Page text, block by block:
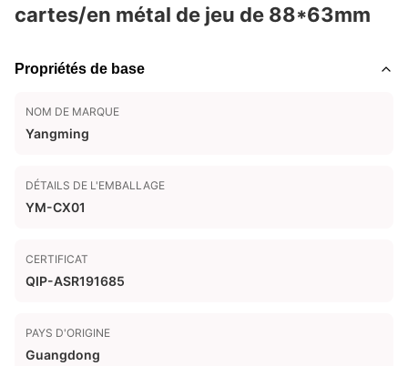
cartes/en métal de jeu de 88*63mm
Propriétés de base
NOM DE MARQUE
Yangming
DÉTAILS DE L'EMBALLAGE
YM-CX01
CERTIFICAT
QIP-ASR191685
PAYS D'ORIGINE
Guangdong